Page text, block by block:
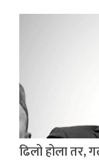
ढिलो होला तर,